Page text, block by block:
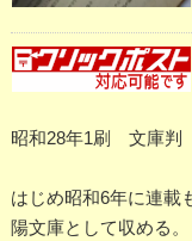
昭和28年1刷 文庫
はじめ昭和6年に連載
陽文庫として収める。